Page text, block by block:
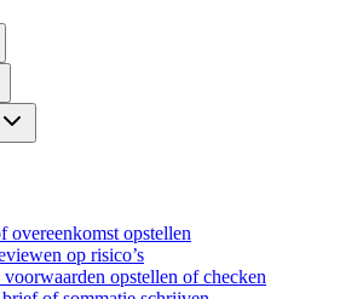
overeenkomst opstellen
op risico’s
opstellen of checken